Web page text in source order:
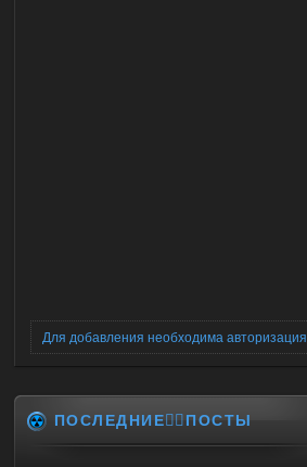
Для добавления необходима авторизация
ПОСЛЕДНИЕ✍🏻ПОСТЫ